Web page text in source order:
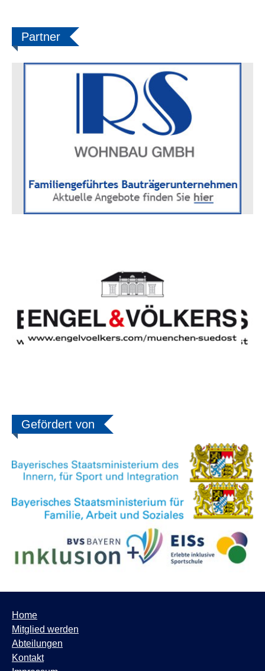
Partner
Gefördert von
Home
Mitglied werden
Abteilungen
Kontakt